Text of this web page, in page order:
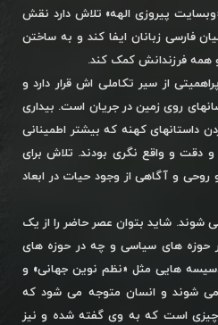
پیروزی الهه» تلاش دارد نقش
فارسی زبانان ایفا کند و به ساختن
و همه فرزندانش کمک کند.
از سیر تکاملی اش قرار دارد و
روی زمین در جریان است. بیداری
داستانهای کهنه که بیشتر اطمینانی
دقت و واقع نگری بودند. تلاش برای
روحی و آگاهی از وجود حیات در ابعاد
شاید بتوان عصر حاضر را از یک
حوزه های سیاسی و چه در حوزه های
هایی مثل «نظم نوین جهانی» و
شوند و انسان متوجه می شود که
چیزی است که به وی گفته شده و نیز